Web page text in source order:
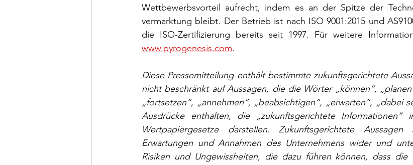
Wettbewerbsvorteil aufrecht, indem es an der Spitze der
vermarktung bleibt. Der Betrieb ist nach ISO 9001:2015 und
www.pyrogenesis.com.
Diese Pressemitteilung enthält bestimmte zukunftsgerichtete
nicht beschränkt auf Aussagen, die die Wörter „können“,
„fortsetzen“, „annehmen“, „beabsichtigen“, „erwarten“, „dabei
Ausdrücke enthalten, die „zukunftsgerichtete
Wertpapiergesetze darstellen. Zukunftsgerichtete
Erwartungen und Annahmen des Unternehmens wider und
Risiken und Ungewissheiten, die dazu führen können, dass die